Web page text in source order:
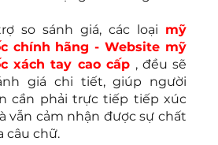
so sánh giá, các loại mỹ
chính hãng - Website mỹ
xách tay cao cấp , đều sẽ
giá chi tiết, giúp người
cần phải trực tiếp tiếp xúc
vẫn cảm nhận được sự chất
câu chữ.